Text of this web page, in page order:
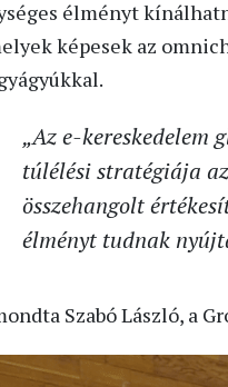
élményt
képesek az
„Az e-kereskedelem
túlélési stratégiája
összehangolt
élményt tudnak
Szabó László, a